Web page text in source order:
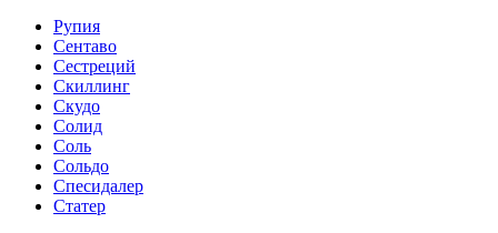
Рупия
Сентаво
Сестреций
Скиллинг
Скудо
Солид
Соль
Сольдо
Спесидалер
Статер